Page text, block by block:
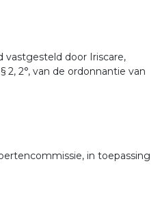
door Iriscare,
2°, van de ordonnantie van
in toepassing